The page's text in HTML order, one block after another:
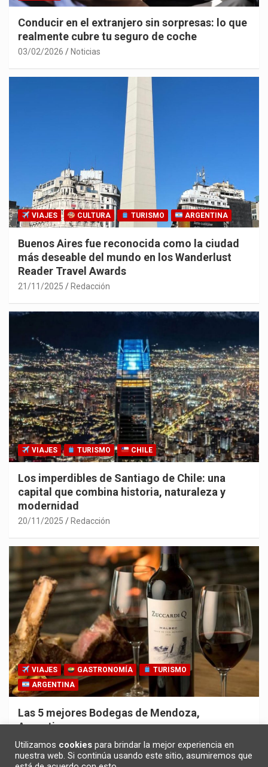
Conducir en el extranjero sin sorpresas: lo que
realmente cubre tu seguro de coche
03/02/2026 Noticias
VIAJES CULTURA TURISMO ARGENTINA
Buenos Aires fue reconocida como la ciudad
más deseable del mundo en los Wanderlust
Reader Travel Awards
21/11/2025 Redacción
VIAJES TURISMO CHILE
Los imperdibles de Santiago de Chile: una
capital que combina historia, naturaleza y
modernidad
20/11/2025 Redacción
VIAJES GASTRONOMÍA
TURISMO
ARGENTINA
Las 5 mejores Bodegas de Mendoza,
Argentina
30/10/2025 Redacción
Utilizamos cookies para brindar la mejor experiencia en
nuestra web. Si continúa usando este sitio, asumiremos que